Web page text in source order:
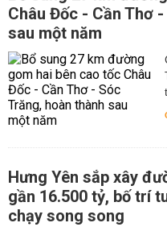
Châu Đốc - Cần Thơ
sau một năm
Hưng Yên sắp xây
gần 16.500 tỷ, bố trí
chạy song song